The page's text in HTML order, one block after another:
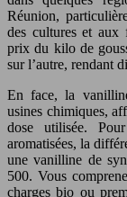
Réunion,
des cultures et aux
prix du kilo de
sur l’autre, rendant
En face, la
usines chimiques,
dose utilisée.
aromatisées, la
une vanilline de
500. Vous
charges bio ou